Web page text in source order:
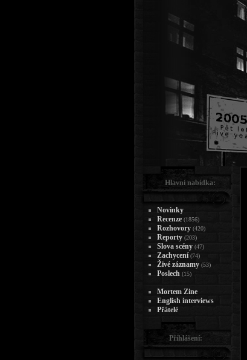
Hlavní nabídka:
Novinky
Recenze (1856)
Rozhovory (420)
Reporty (203)
Slova scény (47)
Zachycení (74)
Živé záznamy (53)
Poslech (15)
Mortem Zine
English interviews
Přátelé
Přihlášení: